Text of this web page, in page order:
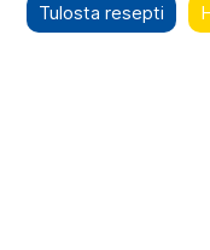
Tulosta resepti